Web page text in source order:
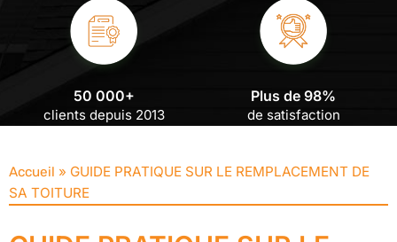
50 000+
clients depuis 2013
Plus de 98%
de satisfaction
Accueil » GUIDE PRATIQUE SUR LE REMPLACEMENT DE
SA TOITURE